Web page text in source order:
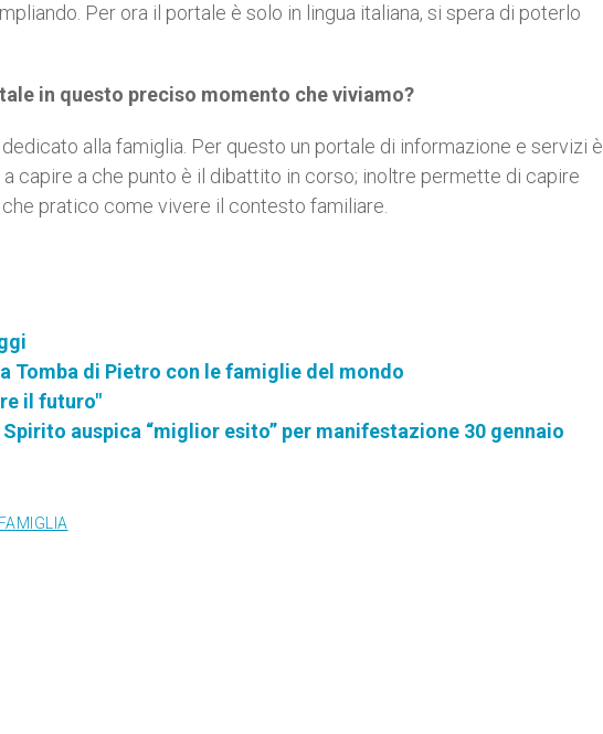
Per ora il portale è solo in lingua italiana, si spera di poterlo
in questo preciso momento che viviamo?
alla famiglia. Per questo un portale di informazione e servizi è
capire a che punto è il dibattito in corso; inoltre permette di capire
pratico come vivere il contesto familiare.
Tomba di Pietro con le famiglie del mondo
il futuro"
auspica “miglior esito” per manifestazione 30 gennaio